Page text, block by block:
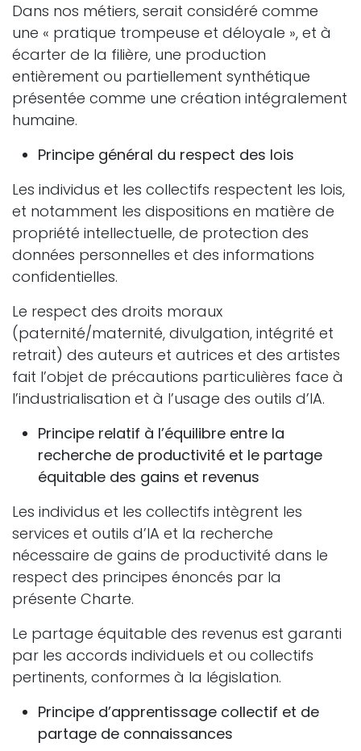
Dans nos métiers, serait considéré comme
une « pratique trompeuse et déloyale », et à
écarter de la filière, une production
entièrement ou partiellement synthétique
présentée comme une création intégralement
humaine.
Principe général du respect des lois
Les individus et les collectifs respectent les lois,
et notamment les dispositions en matière de
propriété intellectuelle, de protection des
données personnelles et des informations
confidentielles.
Le respect des droits moraux
(paternité/maternité, divulgation, intégrité et
retrait) des auteurs et autrices et des artistes
fait l’objet de précautions particulières face à
l’industrialisation et à l’usage des outils d’IA.
Principe relatif à l’équilibre entre la
recherche de productivité et le partage
équitable des gains et revenus
Les individus et les collectifs intègrent les
services et outils d’IA et la recherche
nécessaire de gains de productivité dans le
respect des principes énoncés par la
présente Charte.
Le partage équitable des revenus est garanti
par les accords individuels et ou collectifs
pertinents, conformes à la législation.
Principe d’apprentissage collectif et de
partage de connaissances